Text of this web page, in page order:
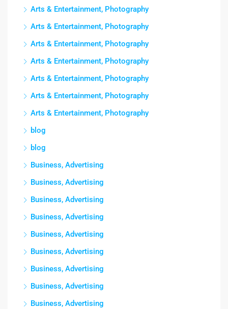
Arts & Entertainment, Photography
Arts & Entertainment, Photography
Arts & Entertainment, Photography
Arts & Entertainment, Photography
Arts & Entertainment, Photography
Arts & Entertainment, Photography
Arts & Entertainment, Photography
blog
blog
Business, Advertising
Business, Advertising
Business, Advertising
Business, Advertising
Business, Advertising
Business, Advertising
Business, Advertising
Business, Advertising
Business, Advertising